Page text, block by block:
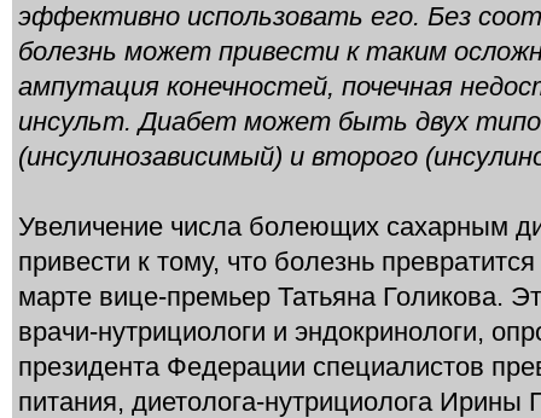
эффективно использовать его. Без
болезнь может привести к таким
ампутация конечностей, почечная
инсульт. Диабет может быть двух
(инсулинозависимый) и второго
Увеличение числа болеющих сахарным
привести к тому, что болезнь
марте вице-премьер Татьяна Голикова.
врачи-нутрициологи и эндокринологи,
президента Федерации специалистов
питания, диетолога-нутрициолога Ирины